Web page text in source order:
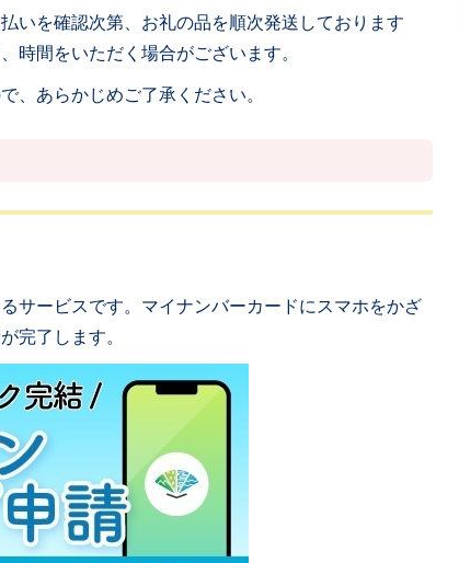
いを確認次第、お礼の品を順次発送しております
時間をいただく場合がございます。
、あらかじめご了承ください。
サービスです。マイナンバーカードにスマホをかざ
完了します。